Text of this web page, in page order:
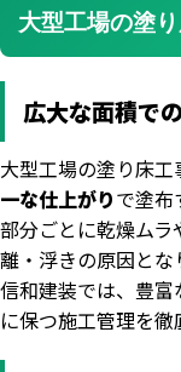
大型工場の塗
広大な面積で
大型工場の塗り床
一な仕上がりで塗布
部分ごとに乾燥ム
離・浮きの原因とな
信和建装では、豊
に保つ施工管理を徹